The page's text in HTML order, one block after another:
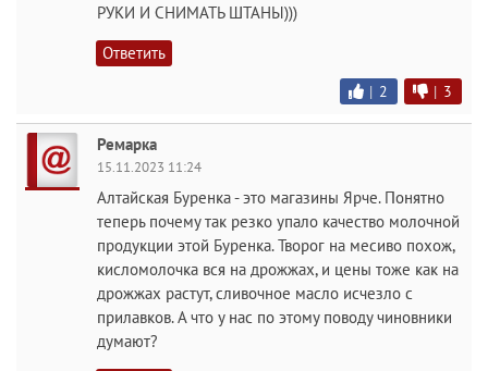
РУКИ И СНИМАТЬ ШТАНЫ)))
Ответить
| 2 | 3
Ремарка
15.11.2023 11:24
Алтайская Буренка - это магазины Ярче. Понятно
теперь почему так резко упало качество молочной
продукции этой Буренка. Творог на месиво похож,
кисломолочка вся на дрожжах, и цены тоже как на
дрожжах растут, сливочное масло исчезло с
прилавков. А что у нас по этому поводу чиновники
думают?